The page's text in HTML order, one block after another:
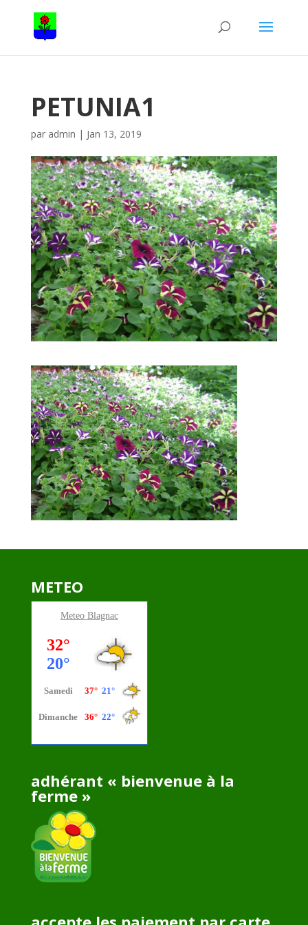
PETUNIA1
par admin | Jan 13, 2019
METEO
Meteo Blagnac
adhérant « bienvenue à la
ferme »